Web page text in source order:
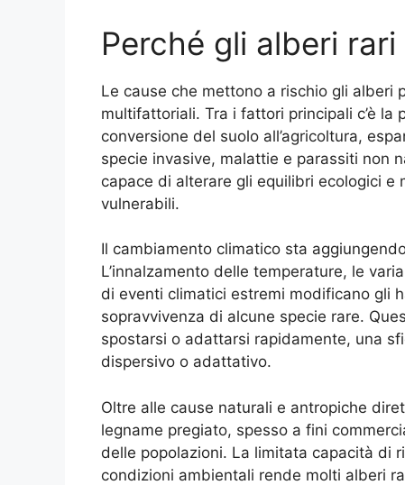
Perché gli alberi rari
Le cause che mettono a rischio gli alberi
multifattoriali. Tra i fattori principali c’è
conversione del suolo all’agricoltura,
specie invasive, malattie e parassiti non
capace di alterare gli equilibri ecologici
vulnerabili.
Il cambiamento climatico sta
L’innalzamento delle temperature, le
di eventi climatici estremi modificano gli
sopravvivenza di alcune specie rare.
spostarsi o adattarsi rapidamente, una
dispersivo o adattativo.
Oltre alle cause naturali e antropiche
legname pregiato, spesso a fini
delle popolazioni. La limitata capacità di
condizioni ambientali rende molti alberi